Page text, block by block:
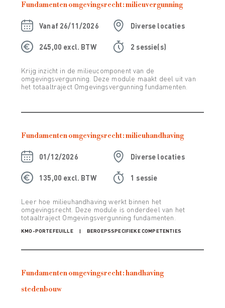
Fundamenten omgevingsrecht: milieuvergunning
Vanaf 26/11/2026 Diverse locaties
245,00 excl. BTW 2 sessie(s)
Krijg inzicht in de milieucomponent van de
omgevingsvergunning. Deze module maakt deel uit van
het totaaltraject Omgevingsvergunning fundamenten.
Fundamenten omgevingsrecht: milieuhandhaving
01/12/2026 Diverse locaties
135,00 excl. BTW 1 sessie
Leer hoe milieuhandhaving werkt binnen het
omgevingsrecht. Deze module is onderdeel van het
totaaltraject Omgevingsvergunning fundamenten.
KMO-PORTEFEUILLE BEROEPSSPECIFIEKE COMPETENTIES
Fundamenten omgevingsrecht: handhaving
stedenbouw